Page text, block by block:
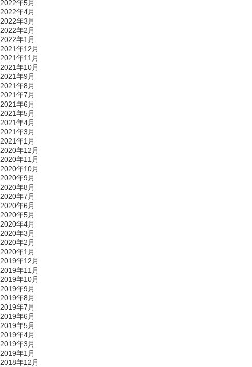
2022年5月
2022年4月
2022年3月
2022年2月
2022年1月
2021年12月
2021年11月
2021年10月
2021年9月
2021年8月
2021年7月
2021年6月
2021年5月
2021年4月
2021年3月
2021年1月
2020年12月
2020年11月
2020年10月
2020年9月
2020年8月
2020年7月
2020年6月
2020年5月
2020年4月
2020年3月
2020年2月
2020年1月
2019年12月
2019年11月
2019年10月
2019年9月
2019年8月
2019年7月
2019年6月
2019年5月
2019年4月
2019年3月
2019年1月
2018年12月